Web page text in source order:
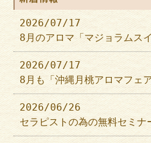
2026/07/17
8月のアロマ「マジョラムスイ
2026/07/17
8月も「沖縄月桃アロマフェ
2026/06/26
セラピストの為の無料セミナ